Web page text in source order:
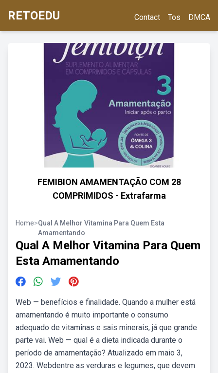
RETOEDU Contact Tos DMCA
FEMIBION AMAMENTAÇÃO COM 28
COMPRIMIDOS - Extrafarma
Home>Qual A Melhor Vitamina Para Quem Esta
Amamentando
Qual A Melhor Vitamina Para Quem
Esta Amamentando
Web — benefícios e finalidade. Quando a mulher está
amamentando é muito importante o consumo
adequado de vitaminas e sais minerais, já que grande
parte vai. Web — qual é a dieta indicada durante o
período de amamentação? Atualizado em maio 3,
2023. Webdentre as verduras e legumes, que devem